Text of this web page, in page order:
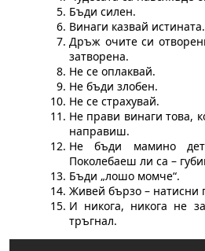
Бъди силен.
Винаги казвай истината.
Дръж очите си
затворена.
Не се оплаквай.
Не бъди злобен.
Не се страхувай.
Не прави винаги това,
направиш.
Не бъди мамино
Поколебаеш ли са –
Бъди „лошо момче“.
Живей бързо – натисни
И никога, никога не
тръгнал.